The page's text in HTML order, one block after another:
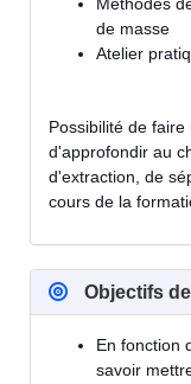
Méthodes
de masse
Atelier
Possibilité de
d'approfondir au
d'extraction, de
cours de la
Objectifs
En fonction
savoir